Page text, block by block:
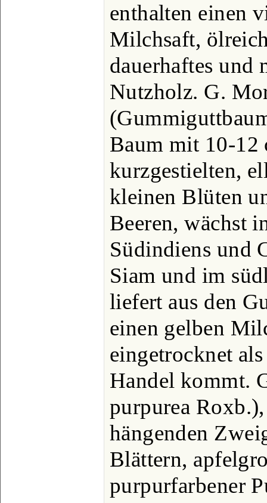
enthalten einen
Milchsaft,
dauerhaftes und
Nutzholz. G.
Baum mit 10-12
kurzgestielten,
kleinen Blüten
Beeren, wächst
Südindiens und
Siam und im
liefert aus den
einen gelben
eingetrocknet
Handel kommt.
purpurea
hängenden
Blättern,
purpurfarbener